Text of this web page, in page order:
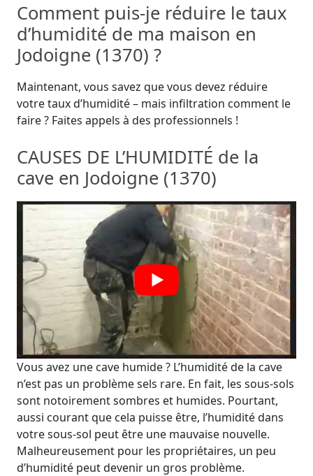
Comment puis-je réduire le taux
d’humidité de ma maison en
Jodoigne (1370) ?
Maintenant, vous savez que vous devez réduire
votre taux d’humidité – mais infiltration comment le
faire ? Faites appels à des professionnels !
CAUSES DE L’HUMIDITÉ de la
cave en Jodoigne (1370)
Vous avez une cave humide ? L’humidité de la cave
n’est pas un problème sels rare. En fait, les sous-sols
sont notoirement sombres et humides. Pourtant,
aussi courant que cela puisse être, l’humidité dans
votre sous-sol peut être une mauvaise nouvelle.
Malheureusement pour les propriétaires, un peu
d’humidité peut devenir un gros problème.